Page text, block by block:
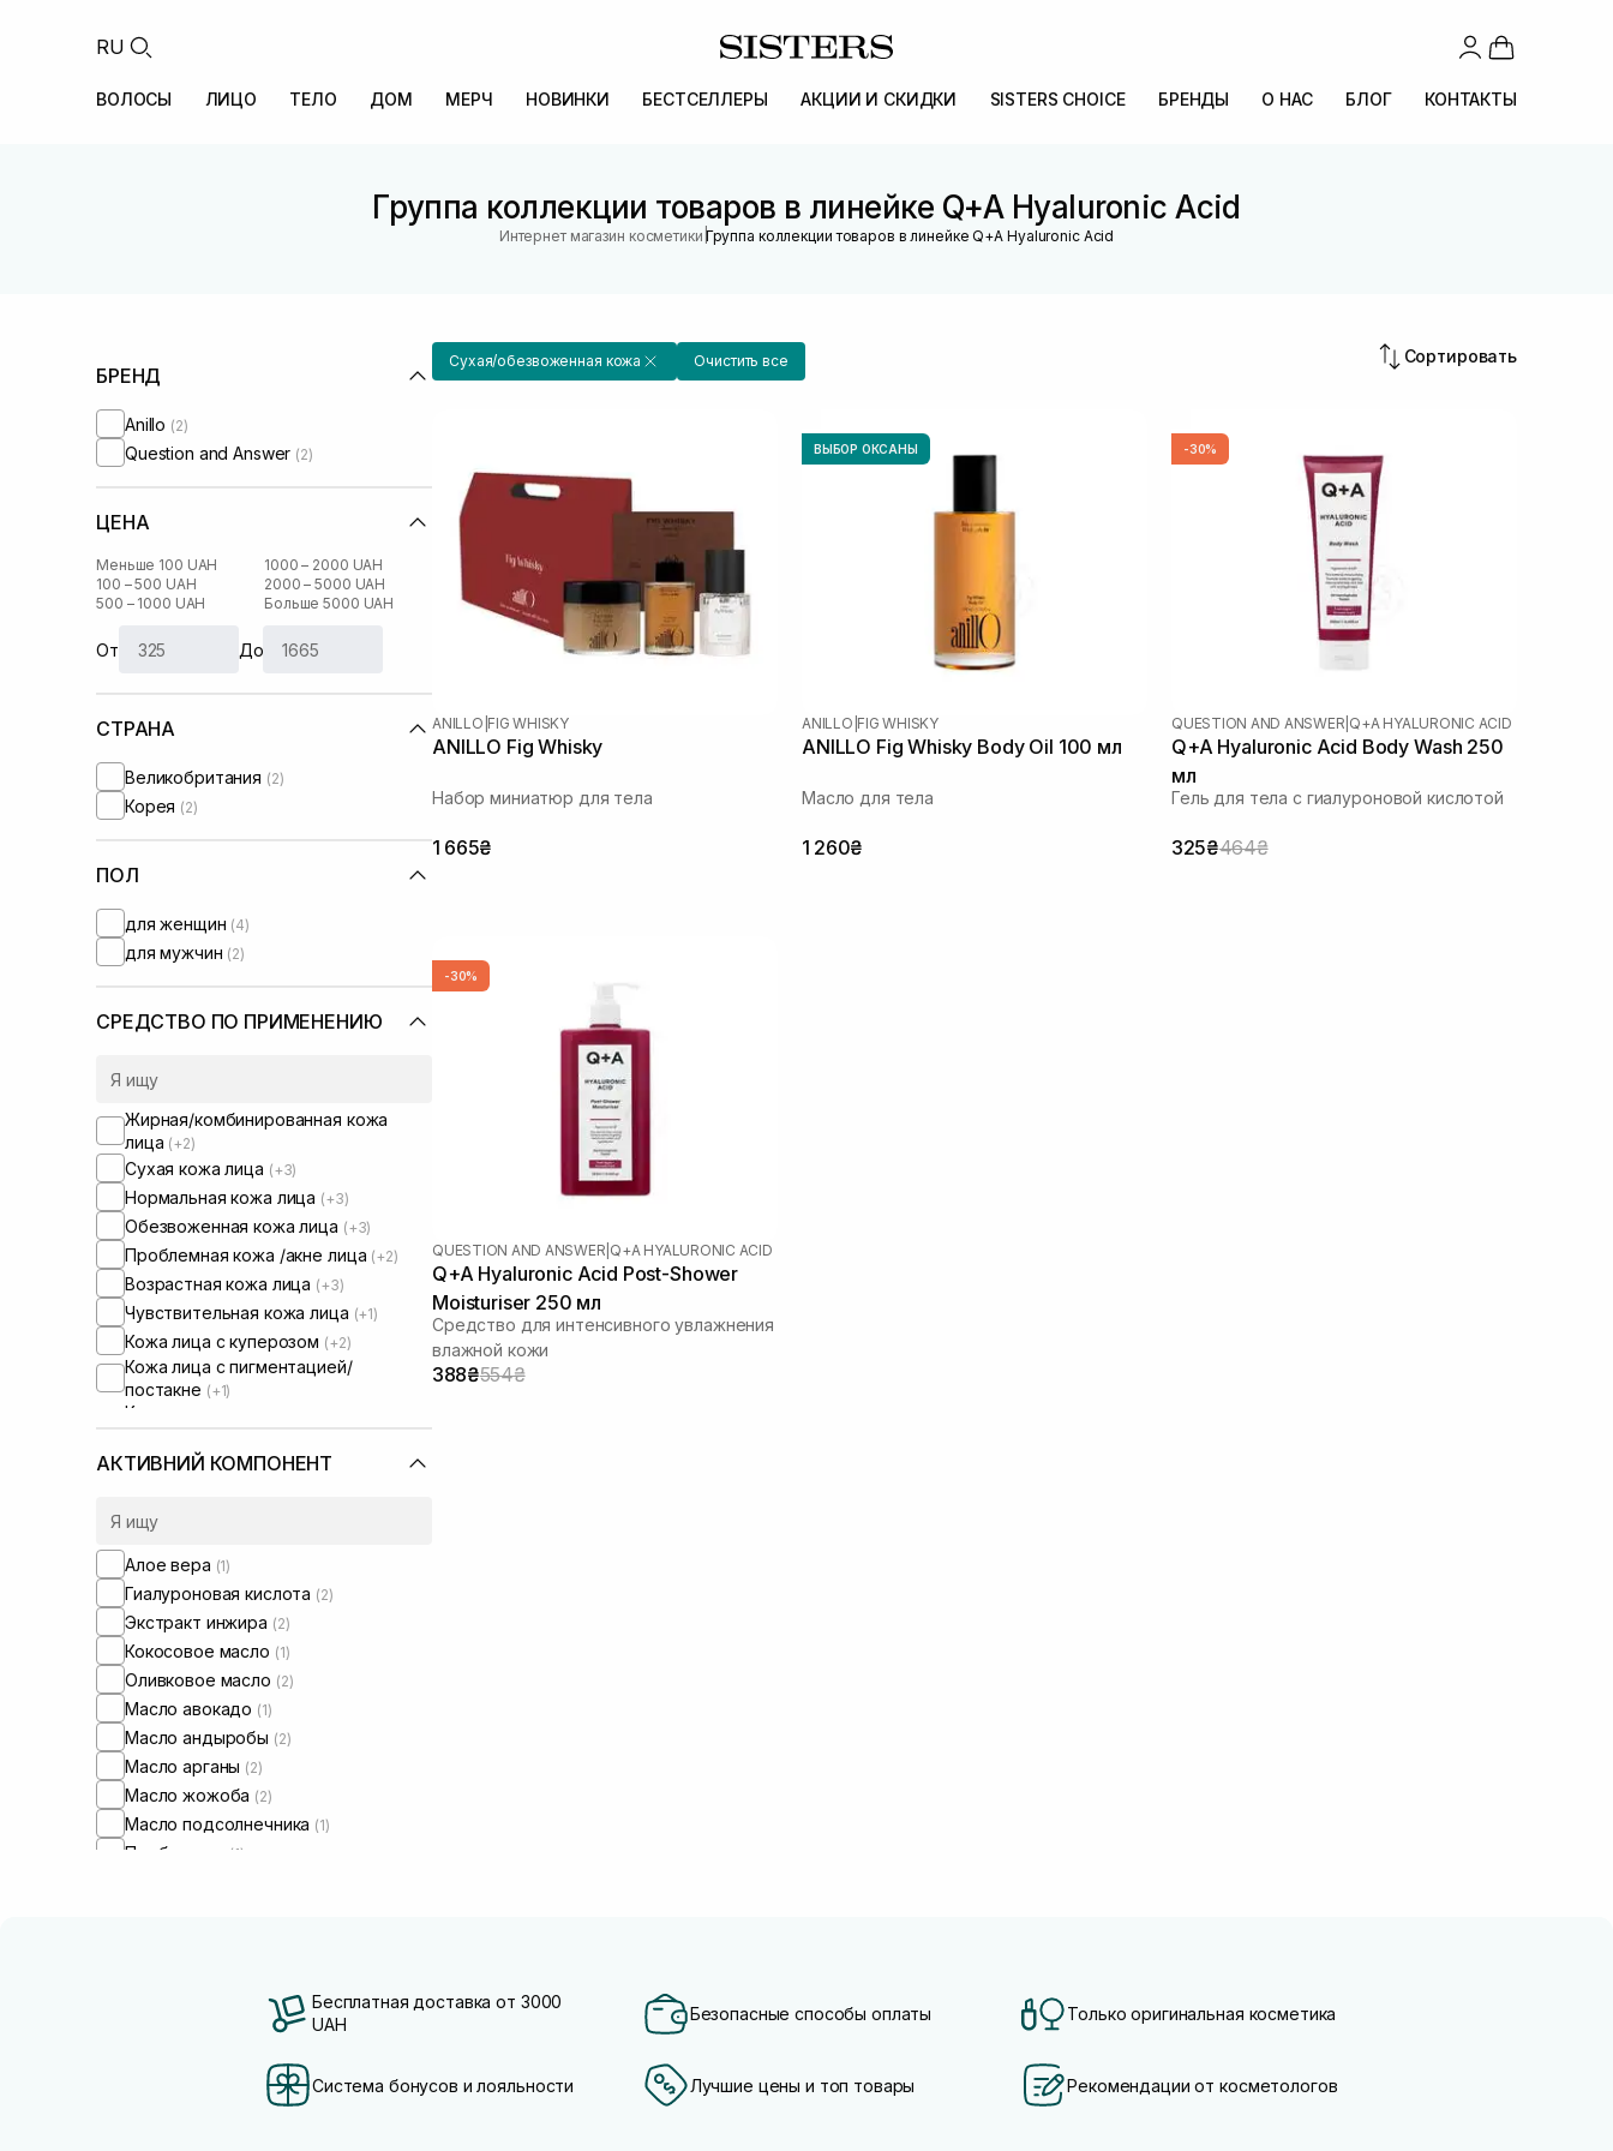
RU
ВОЛОСЫ ЛИЦО ТЕЛО ДОМ МЕРЧ НОВИНКИ БЕСТСЕЛЛЕРЫ АКЦИИ И СКИДКИ SISTERS CHOICE БРЕНДЫ О НАС БЛОГ КОНТАКТЫ
Группа коллекции товаров в линейке Q+A Hyaluronic Acid
Интернет магазин косметики |Группа коллекции товаров в линейке Q+A Hyaluronic Acid
БРЕНД
Anillo (2)
Question and Answer (2)
ЦЕНА
Меньше 100 UAH
100 – 500 UAH
500 – 1000 UAH
1000 – 2000 UAH
2000 – 5000 UAH
Больше 5000 UAH
От До
СТРАНА
Великобритания (2)
Корея (2)
ПОЛ
для женщин (4)
для мужчин (2)
СРЕДСТВО ПО ПРИМЕНЕНИЮ
Жирная/комбинированная кожа
лица (+2)
Сухая кожа лица (+3)
Нормальная кожа лица (+3)
Обезвоженная кожа лица (+3)
Проблемная кожа /акне лица (+2)
Возрастная кожа лица (+3)
Чувствительная кожа лица (+1)
Кожа лица с куперозом (+2)
Кожа лица с пигментацией/
постакне (+1)
Кожа лица с расширенными порами
Кожа лица с нарушенным
микробиомом
Чувствительная кожа тела
АКТИВНИЙ КОМПОНЕНТ
Алое вера (1)
Гиалуроновая кислота (2)
Экстракт инжира (2)
Кокосовое масло (1)
Оливковое масло (2)
Масло авокадо (1)
Масло андыробы (2)
Масло арганы (2)
Масло жожоба (2)
Масло подсолнечника (1)
Пребиотики (1)
Сухая/обезвоженная кожа Очистить все Сортировать
ANILLO FIG WHISKY
ANILLO Fig Whisky
Набор миниатюр для тела
1 665₴
ВЫБОР ОКСАНЫ
ANILLO FIG WHISKY
ANILLO Fig Whisky Body Oil 100 мл
Масло для тела
1 260₴
-30%
QUESTION AND ANSWER Q+A HYALURONIC ACID
Q+A Hyaluronic Acid Body Wash 250
мл
Гель для тела с гиалуроновой кислотой
325₴464₴
-30%
QUESTION AND ANSWER Q+A HYALURONIC ACID
Q+A Hyaluronic Acid Post-Shower
Moisturiser 250 мл
Средство для интенсивного увлажнения
влажной кожи
388₴554₴
Бесплатная доставка от 3000
UAH
Безопасные способы оплаты Только оригинальная косметика
Система бонусов и лояльности Лучшие цены и топ товары Рекомендации от косметологов